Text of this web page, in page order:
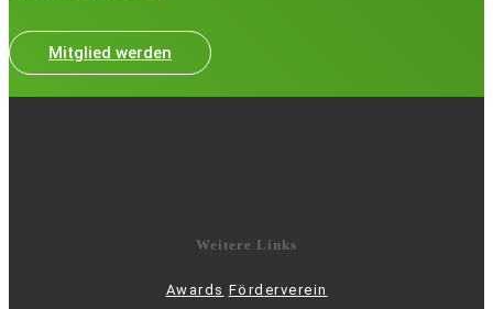
Mitglied werden
Weitere Links
Awards Förderverein